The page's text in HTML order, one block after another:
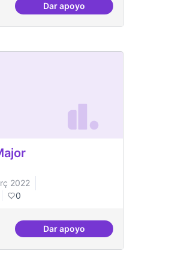
Dar apoyoMalestar emocional en la
2022
0
Dar apoyoUna única Festa Major